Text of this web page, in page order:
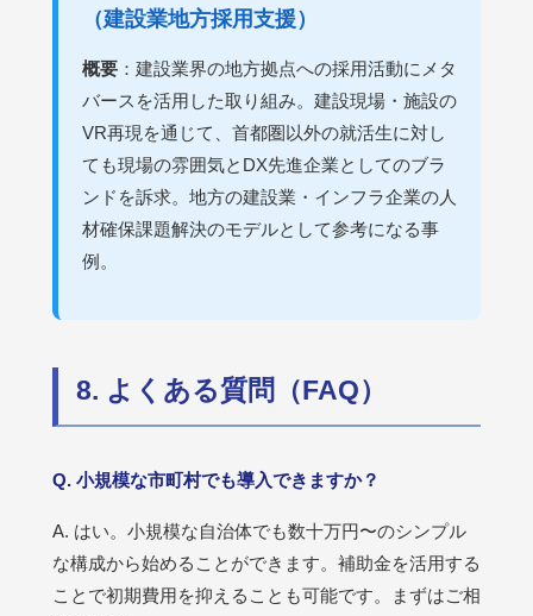
（建設業地方採用支援）
概要 ：建設業界の地方拠点への採用活動にメタ
バースを活用した取り組み。建設現場・施設の
VR再現を通じて、首都圏以外の就活生に対し
ても現場の雰囲気とDX先進企業としてのブラ
ンドを訴求。地方の建設業・インフラ企業の人
材確保課題解決のモデルとして参考になる事
例。
8. よくある質問（FAQ）
Q. 小規模な市町村でも導入できますか？
A. はい。小規模な自治体でも数十万円〜のシンプル
な構成から始めることができます。補助金を活用する
ことで初期費用を抑えることも可能です。まずはご相